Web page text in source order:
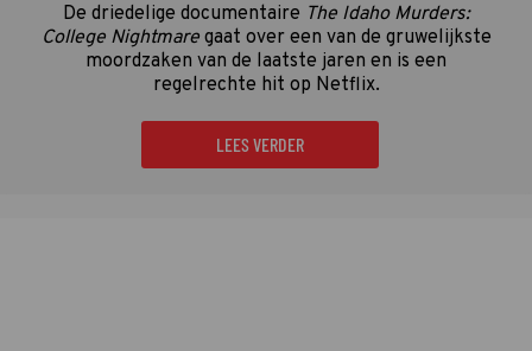
De driedelige documentaire The Idaho Murders:
College Nightmaregaat over een van de gruwelijkste
moordzaken van de laatste jaren en is een
regelrechte hit op Netflix.
LEES VERDER